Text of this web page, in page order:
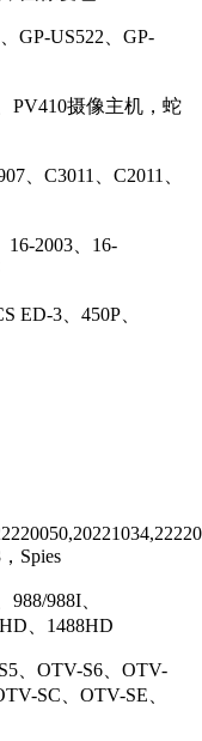
GP-US522、GP-
PV410摄像主机，蛇
、C3011、C2011、
2003、16-
ED-3、450P、
Spies
988I、
、1488HD
、OTV-S6、OTV-
SC、OTV-SE、